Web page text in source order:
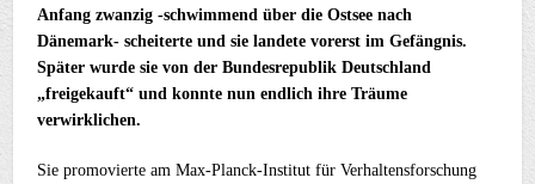
Anfang zwanzig -schwimmend über die Ostsee nach
Dänemark- scheiterte und sie landete vorerst im Gefängnis.
Später wurde sie von der Bundesrepublik Deutschland
„freigekauft“ und konnte nun endlich ihre Träume
verwirklichen.
Sie promovierte am Max-Planck-Institut für Verhaltensforschung